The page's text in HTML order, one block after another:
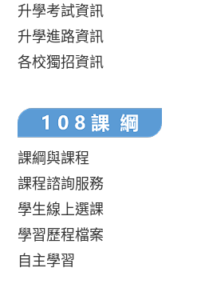
升學考試資訊
升學進路資訊
各校獨招資訊
課綱與課程
課程諮詢服務
學生線上選課
學習歷程檔案
自主學習